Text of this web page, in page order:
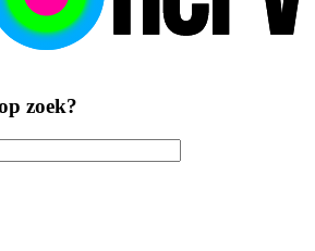
zoek?